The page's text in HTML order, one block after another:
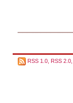
RSS 1.0 RSS 2.0